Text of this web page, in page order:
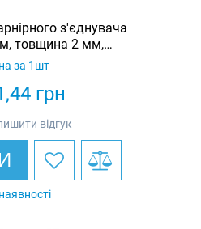
з'єднувача
товщина 2 мм,
Eurotray
2 шт)
грн
за 1шт
відгук